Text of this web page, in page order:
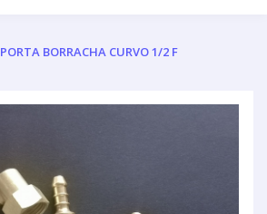
PORTA BORRACHA CURVO 1/2 F